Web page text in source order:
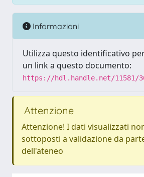
Informazioni
Utilizza questo identificativo
un link a questo documento:
https://hdl.handle.net/11581/
Attenzione
Attenzione! I dati visualizzati
sottoposti a validazione da
dell'ateneo